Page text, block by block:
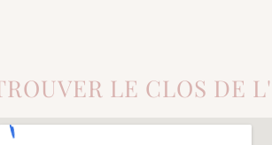
LE CLOS DE